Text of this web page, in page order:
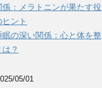
：メラトニンが果たす役
ント
眠の深い関係：心と体を整
？
05/01